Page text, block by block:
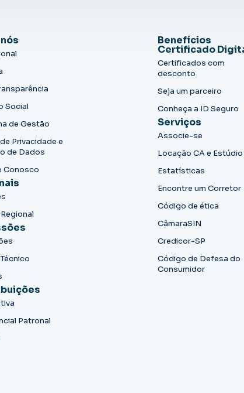
Social
de Gestão
Privacidade e
de Dados
Conosco
Patronal
Benefícios
Certificado
Certificados com
desconto
Seja um parceiro
Conheça a ID Seguro
Serviços
Associe-se
Locação CA e Estúdio
Estatísticas
Encontre um Corretor
Código de ética
CâmaraSIN
Credicor-SP
Código de Defesa do
Consumidor